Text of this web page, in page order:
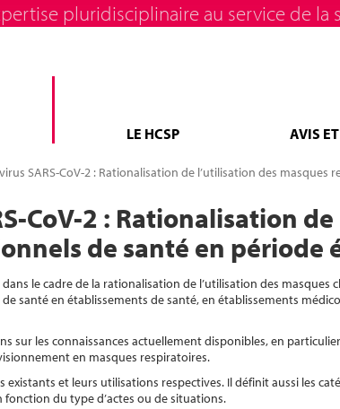
pluridisciplinaire au service de la
LE HCSP AVIS
SARS-CoV-2 : Rationalisation de l’utilisation des
CoV-2 : Rationalisation
de santé en période
dans le cadre de la rationalisation de l’utilisation des
santé en établissements de santé, en établissements
sur les connaissances actuellement disponibles, en
en masques respiratoires.
existants et leurs utilisations respectives. Il définit aussi les
du type d’actes ou de situations.